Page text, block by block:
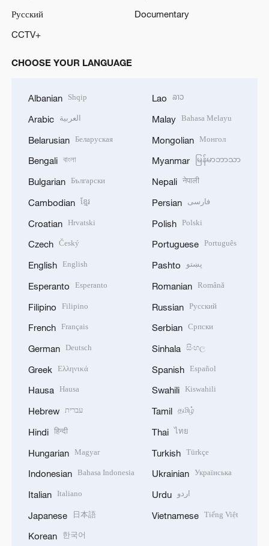
Русский
Documentary
CCTV+
CHOOSE YOUR LANGUAGE
Albanian Shqip
Arabic العربية
Belarusian Беларуская
Bengali বাংলা
Bulgarian Български
Cambodian ខ្មែរ
Croatian Hrvatski
Czech Český
English English
Esperanto Esperanto
Filipino Filipino
French Français
German Deutsch
Greek Ελληνικά
Hausa Hausa
Hebrew עברית
Hindi हिन्दी
Hungarian Magyar
Indonesian Bahasa Indonesia
Italian Italiano
Japanese 日本語
Korean 한국어
Lao ລາວ
Malay Bahasa Melayu
Mongolian Монгол
Myanmar မြန်မာဘာသာ
Nepali नेपाली
Persian فارسی
Polish Polski
Portuguese Português
Pashto پښتو
Romanian Română
Russian Русский
Serbian Српски
Sinhala සිංහල
Spanish Español
Swahili Kiswahili
Tamil தமிழ்
Thai ไทย
Turkish Türkçe
Ukrainian Українська
Urdu اردو
Vietnamese Tiếng Việt